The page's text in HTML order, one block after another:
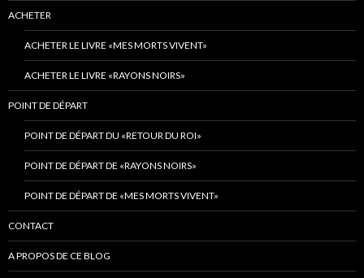
ACHETER
ACHETER LE LIVRE «MES MORTS VIVENT»
ACHETER LE LIVRE «RAYONS NOIRS»
POINT DE DÉPART
POINT DE DÉPART DU «RETOUR DU ROI»
POINT DE DÉPART DE «RAYONS NOIRS»
POINT DE DÉPART DE «MES MORTS VIVENT»
CONTACT
A PROPOS DE CE BLOG